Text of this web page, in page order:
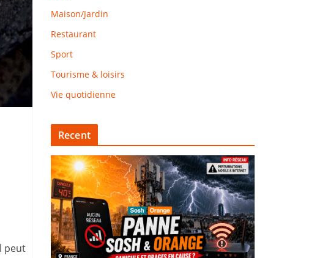
peut
Maison/Jardin
Restaurant
Sport
Tourisme & loisirs
Vie quotidienne
Recent